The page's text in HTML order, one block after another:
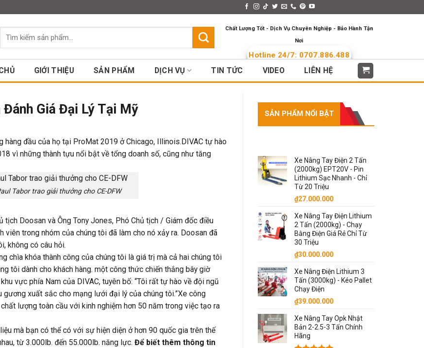
Tìm
Chất Lượng Tốt - Dịch Vụ Chuyên Nghiệp - Bảo Hành Tận
Nơi
Hotline 24/7: 0707.886.488
GIỚI THIỆU SẢN PHẨM DỊCH VỤ TIN TỨC VIDEO LIÊN HỆ
Giá Đại Lý Tại Mỹ
hàng đầu của họ tại ProMat 2019 ở Chicago, Illinois.DIVAC tự hào
vì những thành tựu nổi bật về tổng doanh số, cũng như tăng
Tabor trao giải thưởng cho CE-DFW
Doosan và Ông Tony Jones, Phó Chủ tịch / Giám đốc điều
viên trong nhóm của chúng tôi đã làm cho nó xảy ra. Doosan đã
không có câu hỏi.
chìa khóa thành công của chúng tôi là giá trị mà cả hai chúng tôi
tôi dành cho khách hàng. một công thức chiến thắng bây giờ
vực phía Nam của DIVAC, tuyên bố: “Tôi rất tự hào về đội ngũ
xuất sắc cho mạng lưới đại lý của chúng tôi.”Xe công
lượng toàn cầu với kinh nghiệm hơn 50 năm trong việc tạo ra
mà bạn có thể có với sự hiện diện ở hơn 90 quốc gia trên thế
từ 3.000lb. đến 55.000lb. năng lực. Để biết thêm thông tin
SẢN PHẨM NỔI BẬT
Xe Nâng Tay Điện 2 Tấn
(2000kg) EPT20V - Pin
Lithium Sạc Nhanh - Chỉ
Từ 20 Triệu
₫27.000.000
Xe Nâng Tay Điện Lithium
2 Tấn (2000kg) - Chạy
Bằng Điện Giá Rẻ Chỉ Từ
30 Triệu
₫30.000.000
Xe Nâng Điện Lithium 3
Tấn (3000kg) - Kéo Pallet
Chạy Điện
₫39.000.000
Xe Nâng Tay Opk Nhật
Bản 2-2.5-3 Tấn Chính
Hãng